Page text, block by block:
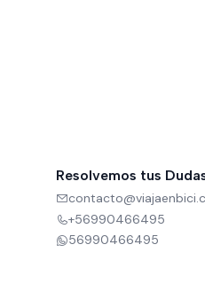
Resolvemos tus
+56990466495
56990466495